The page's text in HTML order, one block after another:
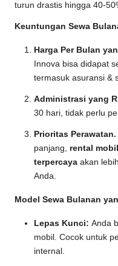
turun drastis hingga 40-
Keuntungan Sewa
Harga Per Bulan
Innova bisa didapat
termasuk asuransi &
Administrasi yang
30 hari, tidak perlu
Prioritas Perawatan.
panjang, rental
terpercaya akan
Anda.
Model Sewa Bulanan
Lepas Kunci: Anda
mobil. Cocok untuk
internal.